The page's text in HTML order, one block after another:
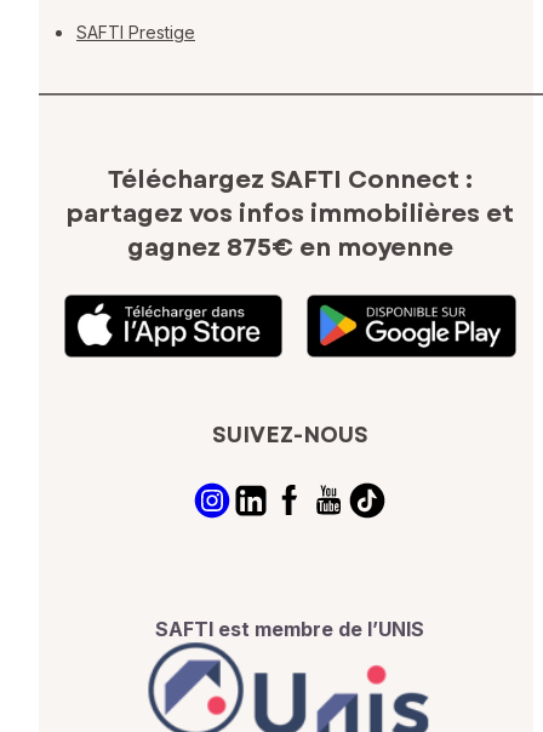
SAFTI Prestige
Téléchargez SAFTI Connect :
partagez vos infos immobilières et
gagnez 875€ en moyenne
SUIVEZ-NOUS
SAFTI est membre de l’UNIS